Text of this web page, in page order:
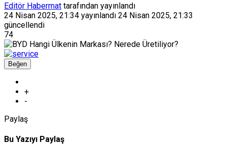
Editör Habermat tarafından yayınlandı
24 Nisan 2025, 21:34 yayınlandı 24 Nisan 2025, 21:33
güncellendi
74
Beğen
+
-
Paylaş
Bu Yazıyı Paylaş